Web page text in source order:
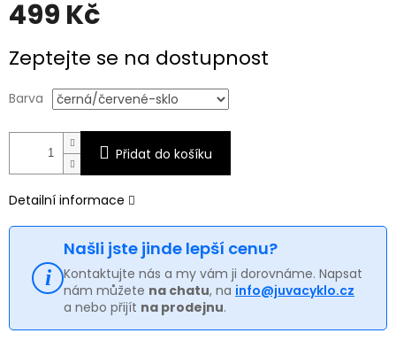
499 Kč
cena:
Zeptejte se na dostupnost
Barva
Přidat do košíku
Detailní informace
Našli jste jinde lepší cenu?
Kontaktujte nás a my vám ji dorovnáme. Napsat
nám můžete na chatu, na info@juvacyklo.cz
a nebo přijít na prodejnu.